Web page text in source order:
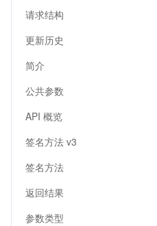
请求结构
更新历史
简介
公共参数
API 概览
签名方法 v3
签名方法
返回结果
参数类型